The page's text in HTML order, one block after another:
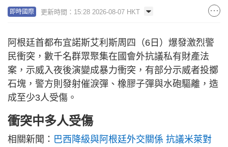
即時國際 更新時間：15:28 2026-08-07 HKT
阿根廷首都布宜諾斯艾利斯周四（6日）爆發激烈警
民衝突，數千名群眾聚集在國會外抗議私有財產法
案，示威入夜後演變成暴力衝突，有部分示威者投擲
石塊，警方則發射催淚彈、橡膠子彈與水砲驅離，造
成至少3人受傷。
衝突中多人受傷
相關新聞： 巴西降級與阿根廷外交關係 抗議米萊對